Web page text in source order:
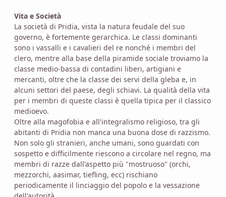
Vita e Società
La società di Pridia, vista la natura feudale del suo
governo, è fortemente gerarchica. Le classi dominanti
sono i vassalli e i cavalieri del re nonché i membri del
clero, mentre alla base della piramide sociale troviamo la
classe medio-bassa di contadini liberi, artigiani e
mercanti, oltre che la classe dei servi della gleba e, in
alcuni settori del paese, degli schiavi. La qualità della vita
per i membri di queste classi è quella tipica per il classico
medioevo.
Oltre alla magofobia e all'integralismo religioso, tra gli
abitanti di Pridia non manca una buona dose di razzismo.
Non solo gli stranieri, anche umani, sono guardati con
sospetto e difficilmente riescono a circolare nel regno, ma
membri di razze dall'aspetto più "mostruoso" (orchi,
mezzorchi, aasimar, tiefling, ecc) rischiano
periodicamente il linciaggio del popolo e la vessazione